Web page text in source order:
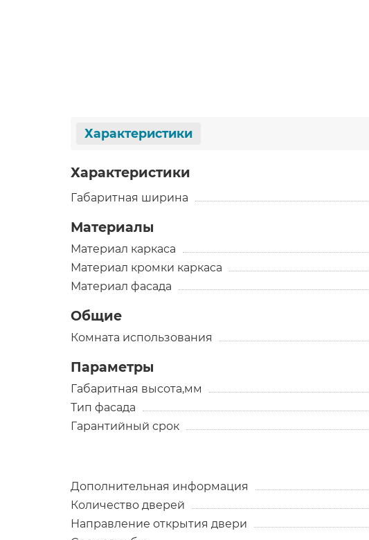
Характеристики
Характеристики
Габаритная ширина
Материалы
Материал каркаса
Материал кромки каркаса
Материал фасада
Общие
Комната использования
Параметры
Габаритная высота,мм
Тип фасада
Гарантийный срок
Дополнительная информация
Количество дверей
Направление открытия двери